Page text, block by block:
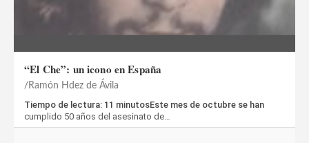
“El Che”: un icono en España
Ramón Hdez de Ávila
Tiempo de lectura: 11 minutosEste mes de octubre se han
cumplido 50 años del asesinato de…